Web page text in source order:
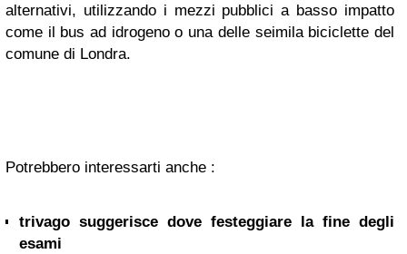
alternativi, utilizzando i mezzi pubblici a basso impatto
come il bus ad idrogeno o una delle seimila biciclette del
comune di Londra.
Potrebbero interessarti anche :
trivago suggerisce dove festeggiare la fine degli
esami